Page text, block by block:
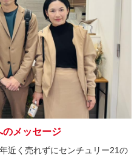
メッセージ
近く売れずにセンチュリー21の